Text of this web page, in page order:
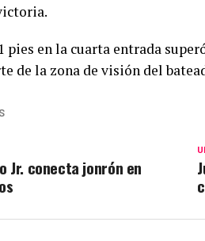
pies en la cuarta entrada
de la zona de visión del
Jr. conecta jonrón en